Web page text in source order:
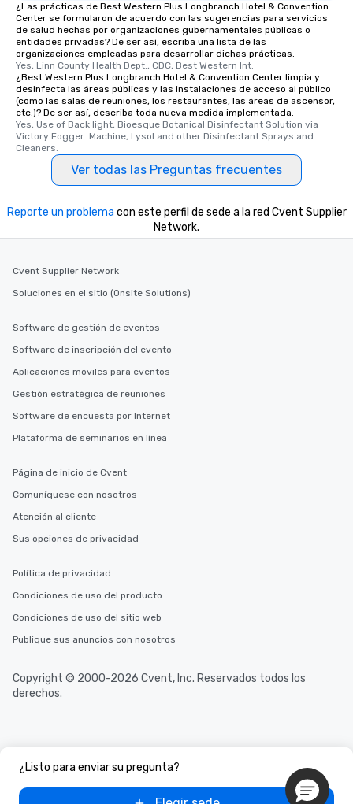
¿Las prácticas de Best Western Plus Longbranch Hotel & Convention
Center se formularon de acuerdo con las sugerencias para servicios
de salud hechas por organizaciones gubernamentales públicas o
entidades privadas? De ser así, escriba una lista de las
organizaciones empleadas para desarrollar dichas prácticas.
Yes, Linn County Health Dept., CDC, Best Western Int.
¿Best Western Plus Longbranch Hotel & Convention Center limpia y
desinfecta las áreas públicas y las instalaciones de acceso al público
(como las salas de reuniones, los restaurantes, las áreas de ascensor,
etc.)? De ser así, describa toda nueva medida implementada.
Yes, Use of Back light, Bioesque Botanical Disinfectant Solution via
Victory Fogger  Machine, Lysol and other Disinfectant Sprays and
Cleaners.
Ver todas las Preguntas frecuentes
¿Listo para enviar su pregunta?
Reporte un problema con este perfil de sede a la red Cvent Supplier
Network.
Cvent Supplier Network
Soluciones en el sitio (Onsite Solutions)
Software de gestión de eventos
Software de inscripción del evento
Aplicaciones móviles para eventos
Gestión estratégica de reuniones
Software de encuesta por Internet
Plataforma de seminarios en línea
Página de inicio de Cvent
Comuníquese con nosotros
Atención al cliente
Sus opciones de privacidad
Política de privacidad
Condiciones de uso del producto
Condiciones de uso del sitio web
Publique sus anuncios con nosotros
Copyright © 2000-2026 Cvent, Inc. Reservados todos los
derechos.